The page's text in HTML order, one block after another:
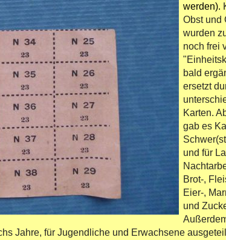
werden).
Obst und
wurden
noch frei
bald
ersetzt
Karten.
gab es
und für
Brot-,
Eier-,
und
Jahre, für Jugendliche und Erwachsene